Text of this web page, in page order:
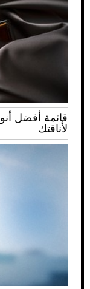
قائمة أفضل
لأناقتك